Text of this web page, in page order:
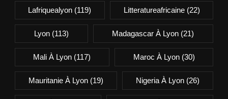
Lafriquealyon (119) Litteratureafricaine(22)
Lyon(113) Madagascar À Lyon (21)
Mali À Lyon (117) Maroc À Lyon(30)
Mauritanie À Lyon(19) Nigeria À Lyon (26)